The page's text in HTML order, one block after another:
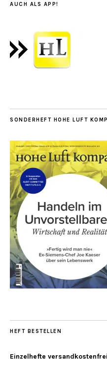
AUCH ALS APP!
SONDERHEFT HOHE LUFT
HEFT BESTELLEN
Einzelhefte